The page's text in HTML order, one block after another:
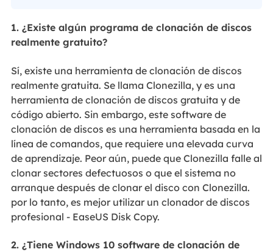
1. ¿Existe algún programa de clonación de discos
realmente gratuito?
Sí, existe una herramienta de clonación de discos
realmente gratuita. Se llama Clonezilla, y es una
herramienta de clonación de discos gratuita y de
código abierto. Sin embargo, este software de
clonación de discos es una herramienta basada en la
línea de comandos, que requiere una elevada curva
de aprendizaje. Peor aún, puede que Clonezilla falle al
clonar sectores defectuosos o que el sistema no
arranque después de clonar el disco con Clonezilla.
por lo tanto, es mejor utilizar un clonador de discos
profesional - EaseUS Disk Copy.
2. ¿Tiene Windows 10 software de clonación de